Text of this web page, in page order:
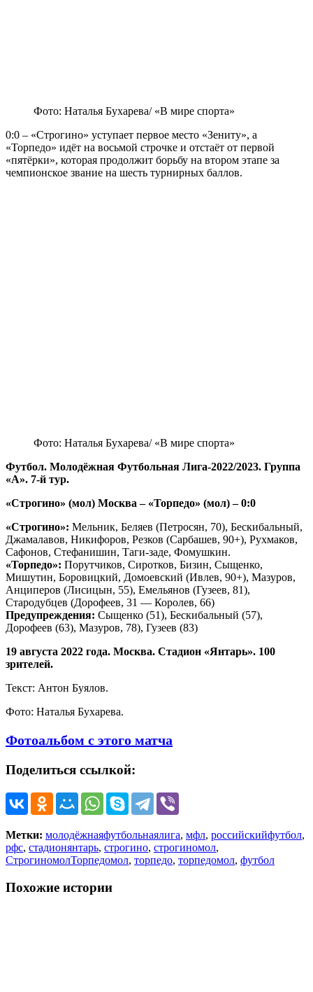
Фото: Наталья Бухарева/ «В мире спорта»
0:0 – «Строгино» уступает первое место «Зениту», а
«Торпедо» идёт на восьмой строчке и отстаёт от первой
«пятёрки», которая продолжит борьбу на втором этапе за
чемпионское звание на шесть турнирных баллов.
Фото: Наталья Бухарева/ «В мире спорта»
Футбол. Молодёжная Футбольная Лига-2022/2023. Группа
«А». 7-й тур.
«Строгино» (мол) Москва – «Торпедо» (мол) – 0:0
«Строгино»: Мельник, Беляев (Петросян, 70), Бескибальный,
Джамалавов, Никифоров, Резков (Сарбашев, 90+), Рухмаков,
Сафонов, Стефанишин, Таги-заде, Фомушкин.
«Торпедо»: Порутчиков, Сиротков, Бизин, Сыщенко,
Мишутин, Боровицкий, Домоевский (Ивлев, 90+), Мазуров,
Анциперов (Лисицын, 55), Емельянов (Гузеев, 81),
Стародубцев (Дорофеев, 31 — Королев, 66)
Предупреждения: Сыщенко (51), Бескибальный (57),
Дорофеев (63), Мазуров, 78), Гузеев (83)
19 августа 2022 года. Москва. Стадион «Янтарь». 100
зрителей.
Текст: Антон Буялов.
Фото: Наталья Бухарева.
Фотоальбом с этого матча
Поделиться ссылкой:
Метки: молодёжнаяфутбольнаялига, мфл, российскийфутбол,
рфс, стадионянтарь, строгино, строгиномол,
СтрогиномолТорпедомол, торпедо, торпедомол, футбол
Похожие истории